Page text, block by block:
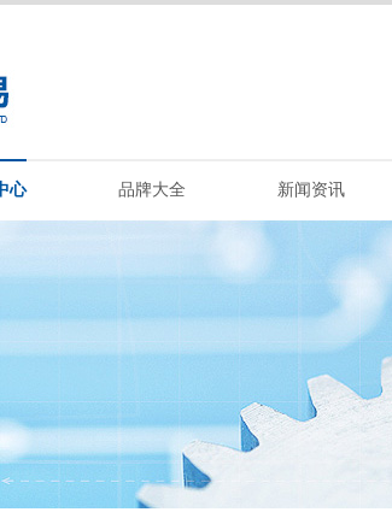
心 品牌大全 新闻资讯